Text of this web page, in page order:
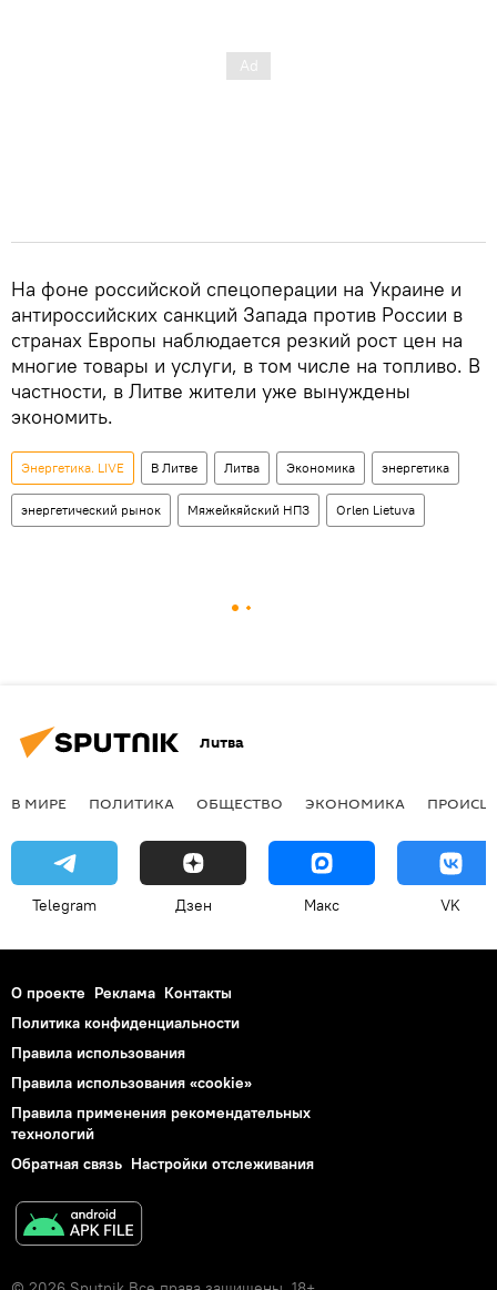
На фоне российской спецоперации на Украине и
антироссийских санкций Запада против России в
странах Европы наблюдается резкий рост цен на
многие товары и услуги, в том числе на топливо. В
частности, в Литве жители уже вынуждены
экономить.
Энергетика. LIVE В Литве Литва Экономика энергетика
энергетический рынок Мяжейкяйский НПЗ Orlen Lietuva
Литва
В МИРЕ ПОЛИТИКА ОБЩЕСТВО ЭКОНОМИКА
Telegram Дзен Макс VK
О проекте Реклама Контакты
Политика конфиденциальности
Правила использования
Правила использования «cookie»
Правила применения рекомендательных
технологий
Обратная связь Настройки отслеживания